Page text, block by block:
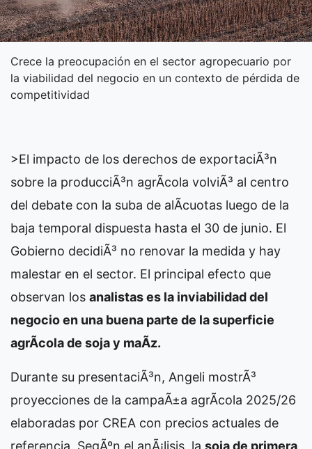
Crece la preocupación en el sector agropecuario por
la viabilidad del negocio en un contexto de pérdida de
competitividad
>El impacto de los derechos de exportaciÃ³n
sobre la producciÃ³n agrÃ­cola volviÃ³ al centro
del debate con la suba de alÃ­cuotas luego de la
baja temporal dispuesta hasta el 30 de junio. El
Gobierno decidiÃ³ no renovar la medida y hay
malestar en el sector. El principal efecto que
observan los analistas es la inviabilidad del
negocio en una buena parte de la superficie
agrÃ­cola de soja y maÃ­z.
Durante su presentaciÃ³n, Angeli mostrÃ³
proyecciones de la campaÃ±a agrÃ­cola 2025/26
elaboradas por CREA con precios actuales de
referencia. SegÃºn el anÃ¡lisis, la soja de primera